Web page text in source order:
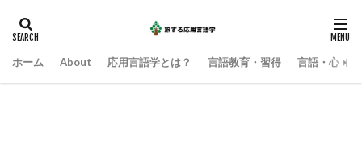
ホーム About 応用言語学とは？ 言語教育・習得 言語・心・